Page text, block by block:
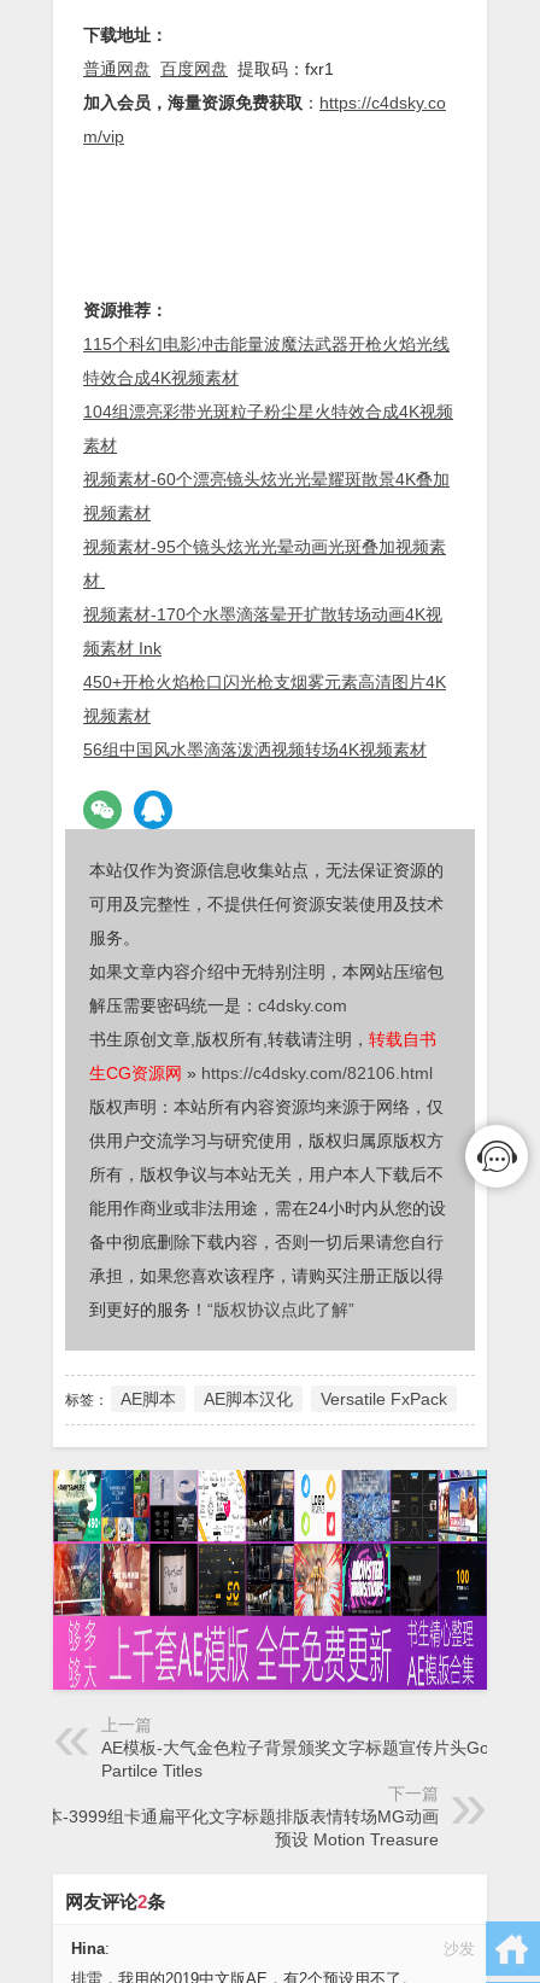
下载地址：
普通网盘 百度网盘 提取码：fxr1
加入会员，海量资源免费获取 ： https://c4dsky.co
m/vip
资源推荐：
115个科幻电影冲击能量波魔法武器开枪火焰光线
特效合成4K视频素材
104组漂亮彩带光斑粒子粉尘星火特效合成4K视频
素材
视频素材-60个漂亮镜头炫光光晕耀斑散景4K叠加
视频素材
视频素材-95个镜头炫光光晕动画光斑叠加视频素
材
视频素材-170个水墨滴落晕开扩散转场动画4K视
频素材 Ink
450+开枪火焰枪口闪光枪支烟雾元素高清图片4K
视频素材
56组中国风水墨滴落泼洒视频转场4K视频素材
本站仅作为资源信息收集站点，无法保证资源的
可用及完整性，不提供任何资源安装使用及技术
服务。
如果文章内容介绍中无特别注明，本网站压缩包
解压需要密码统一是： c4dsky.com
书生原创文章,版权所有,转载请注明， 转载自书
生CG资源网 » https://c4dsky.com/82106.html
版权声明：本站所有内容资源均来源于网络，仅
供用户交流学习与研究使用，版权归属原版权方
所有，版权争议与本站无关，用户本人下载后不
能用作商业或非法用途，需在24小时内从您的设
备中彻底删除下载内容，否则一切后果请您自行
承担，如果您喜欢该程序，请购买注册正版以得
到更好的服务！ “版权协议点此了解”
标签： AE脚本 AE脚本汉化 Versatile FxPack
上一篇
AE模板-大气金色粒子背景颁奖文字标题宣传片头Golden
Partilce Titles
下一篇
AE脚本-3999组卡通扁平化文字标题排版表情转场MG动画
预设 Motion Treasure
网友评论2条
沙发
Hina:
排雷，我用的2019中文版AE，有2个预设用不了。